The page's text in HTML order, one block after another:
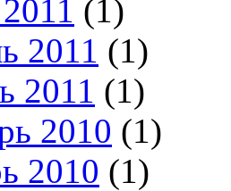
(1)
2011 (1)
2011 (1)
2010 (1)
2010 (1)